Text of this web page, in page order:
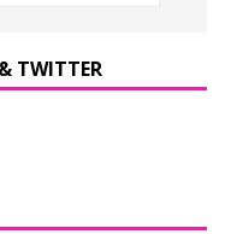
TWITTER